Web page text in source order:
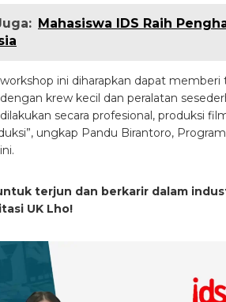
Mahasiswa IDS Raih
workshop ini diharapkan dapat
krew kecil dan peralatan
secara profesional, produksi
ungkap Pandu Birantoro,
terjun dan berkarir dalam
UK Lho!